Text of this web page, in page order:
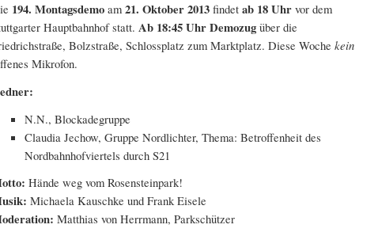
194. Montagsdemo am 21. Oktober 2013 findet ab 18 Uhr vor dem
Hauptbahnhof statt. Ab 18:45 Uhr Demozug über die
Bolzstraße, Schlossplatz zum Marktplatz. Diese Woche kein
Mikrofon.
N.N., Blockadegruppe
Claudia Jechow, Gruppe Nordlichter, Thema: Betroffenheit des
Nordbahnhofviertels durch S21
Hände weg vom Rosensteinpark!
Michaela Kauschke und Frank Eisele
Matthias von Herrmann, Parkschützer